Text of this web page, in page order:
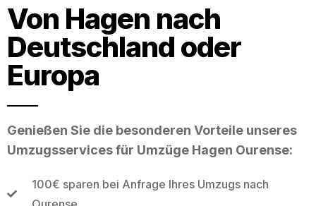
Von Hagen nach
Deutschland oder
Europa
Genießen Sie die besonderen Vorteile unseres
Umzugsservices für Umzüge Hagen Ourense:
100€ sparen bei Anfrage Ihres Umzugs nach